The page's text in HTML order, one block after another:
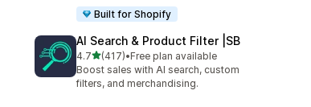
Built for Shopify
AI Search & Product Filter |SB
4.7เต็ม 5 ดาว
(417)
ทั้งหมด 417 รีวิว
•Free plan available
Boost sales with AI search, custom
filters, and merchandising.